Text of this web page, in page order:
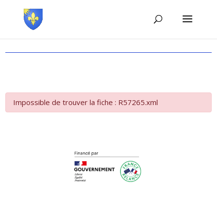
Impossible de trouver la fiche : R57265.xml